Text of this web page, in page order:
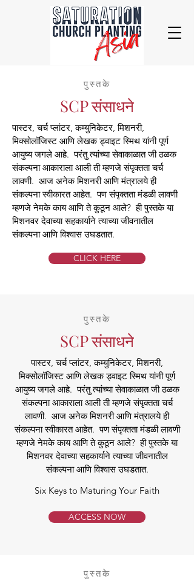
पुस्तके
SCP संसाधने
पास्टर, चर्च प्लांटर, कम्युनिकेटर, मिशनरी,
मिक्सोलॉजिस्ट आणि लेखक ड्वाइट स्मिथ यांनी पूर्ण
आयुष्य जगले आहे. परंतु त्यांच्या सेवाकाळात जी ठळक
संकल्पना आकाराला आली ती म्हणजे संपृक्तता चर्च
लावणी. आज अनेक मिशनरी आणि मंत्रालये ही
संकल्पना स्वीकारत आहेत. पण संपृक्तता मंडळी लावणी
म्हणजे नेमके काय आणि ते कुठून आले? ही पुस्तके या
मिशनवर देवाच्या सहकार्याने त्याच्या जीवनातील
संकल्पना आणि विश्वास उघडतात.
CLICK HERE
पुस्तके
SCP संसाधने
पास्टर, चर्च प्लांटर, कम्युनिकेटर, मिशनरी,
मिक्सोलॉजिस्ट आणि लेखक ड्वाइट स्मिथ यांनी पूर्ण
आयुष्य जगले आहे. परंतु त्यांच्या सेवाकाळात जी ठळक
संकल्पना आकाराला आली ती म्हणजे संपृक्तता चर्च
लावणी. आज अनेक मिशनरी आणि मंत्रालये ही
संकल्पना स्वीकारत आहेत. पण संपृक्तता मंडळी लावणी
म्हणजे नेमके काय आणि ते कुठून आले? ही पुस्तके या
मिशनवर देवाच्या सहकार्याने त्याच्या जीवनातील
संकल्पना आणि विश्वास उघडतात.
Six Keys to Maturing Your Faith
ACCESS NOW
पुस्तके